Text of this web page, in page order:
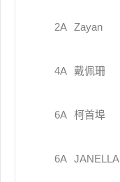
2A Zayan
4A 戴佩珊
6A 柯首埠
6A JANELLA